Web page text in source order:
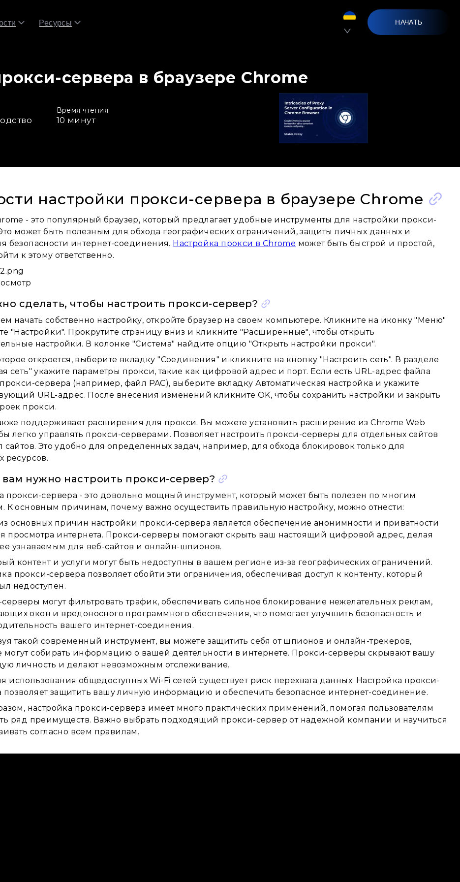
Ресурсы НАЧАТЬ
сервера в браузере Chrome
Время чтения
10 минут
настройки прокси-сервера в браузере Chrome
- это популярный браузер, который предлагает удобные инструменты для настройки прокси-
может быть полезным для обхода географических ограничений, защиты личных данных и
безопасности интернет-соединения. Настройка прокси в Chrome может быть быстрой и простой,
к этому ответственно.
сделать, чтобы настроить прокси-сервер?
начать собственно настройку, откройте браузер на своем компьютере. Кликните на иконку "Меню"
"Настройки". Прокрутите страницу вниз и кликните "Расширенные", чтобы открыть
настройки. В колонке "Система" найдите опцию "Открыть настройки прокси".
откроется, выберите вкладку "Соединения" и кликните на кнопку "Настроить сеть". В разделе
сеть" укажите параметры прокси, такие как цифровой адрес и порт. Если есть URL-адрес файла
сервера (например, файл PAC), выберите вкладку Автоматическая настройка и укажите
URL-адрес. После внесения изменений кликните OK, чтобы сохранить настройки и закрыть
прокси.
поддерживает расширения для прокси. Вы можете установить расширение из Chrome Web
легко управлять прокси-серверами. Позволяет настроить прокси-серверы для отдельных сайтов
сайтов. Это удобно для определенных задач, например, для обхода блокировок только для
ресурсов.
нужно настроить прокси-сервер?
прокси-сервера - это довольно мощный инструмент, который может быть полезен по многим
К основным причинам, почему важно осуществить правильную настройку, можно отнести:
основных причин настройки прокси-сервера является обеспечение анонимности и приватности
просмотра интернета. Прокси-серверы помогают скрыть ваш настоящий цифровой адрес, делая
узнаваемым для веб-сайтов и онлайн-шпионов.
контент и услуги могут быть недоступны в вашем регионе из-за географических ограничений.
прокси-сервера позволяет обойти эти ограничения, обеспечивая доступ к контенту, который
недоступен.
могут фильтровать трафик, обеспечивать сильное блокирование нежелательных реклам,
окон и вредоносного программного обеспечения, что помогает улучшить безопасность и
вашего интернет-соединения.
такой современный инструмент, вы можете защитить себя от шпионов и онлайн-трекеров,
могут собирать информацию о вашей деятельности в интернете. Прокси-серверы скрывают вашу
личность и делают невозможным отслеживание.
использования общедоступных Wi-Fi сетей существует риск перехвата данных. Настройка прокси-
позволяет защитить вашу личную информацию и обеспечить безопасное интернет-соединение.
настройка прокси-сервера имеет много практических применений, помогая пользователям
ряд преимуществ. Важно выбрать подходящий прокси-сервер от надежной компании и научиться
согласно всем правилам.